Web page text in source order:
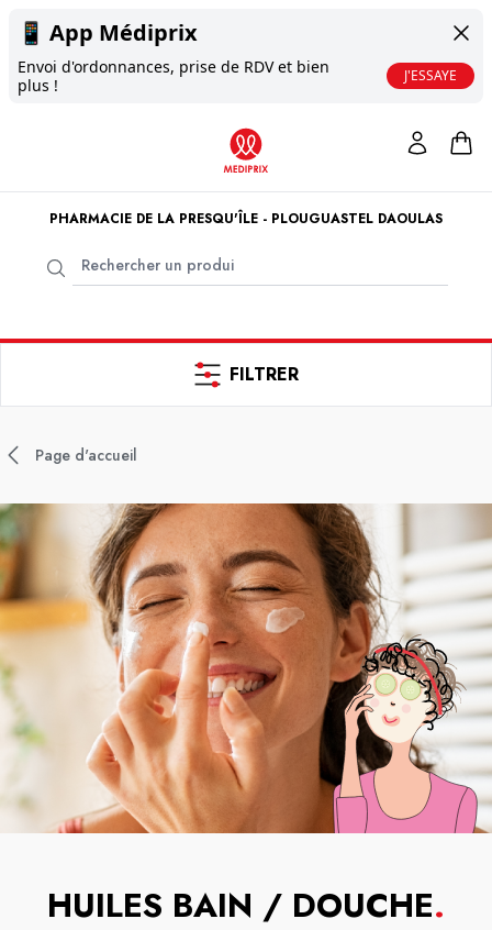
📱 App Médiprix
Envoi d'ordonnances, prise de RDV et bien
plus !
J'ESSAYE
PHARMACIE DE LA PRESQU'ÎLE - PLOUGUASTEL DAOULAS
FILTRER
Page d'accueil
HUILES BAIN / DOUCHE.